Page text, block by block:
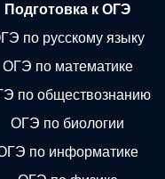
Подготовка к ОГЭ
по русскому языку
ОГЭ по математике
по обществознанию
ОГЭ по биологии
по информатике